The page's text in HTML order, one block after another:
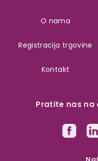
Pratite nas na
O nama
Registracija trgovine
Kontakt